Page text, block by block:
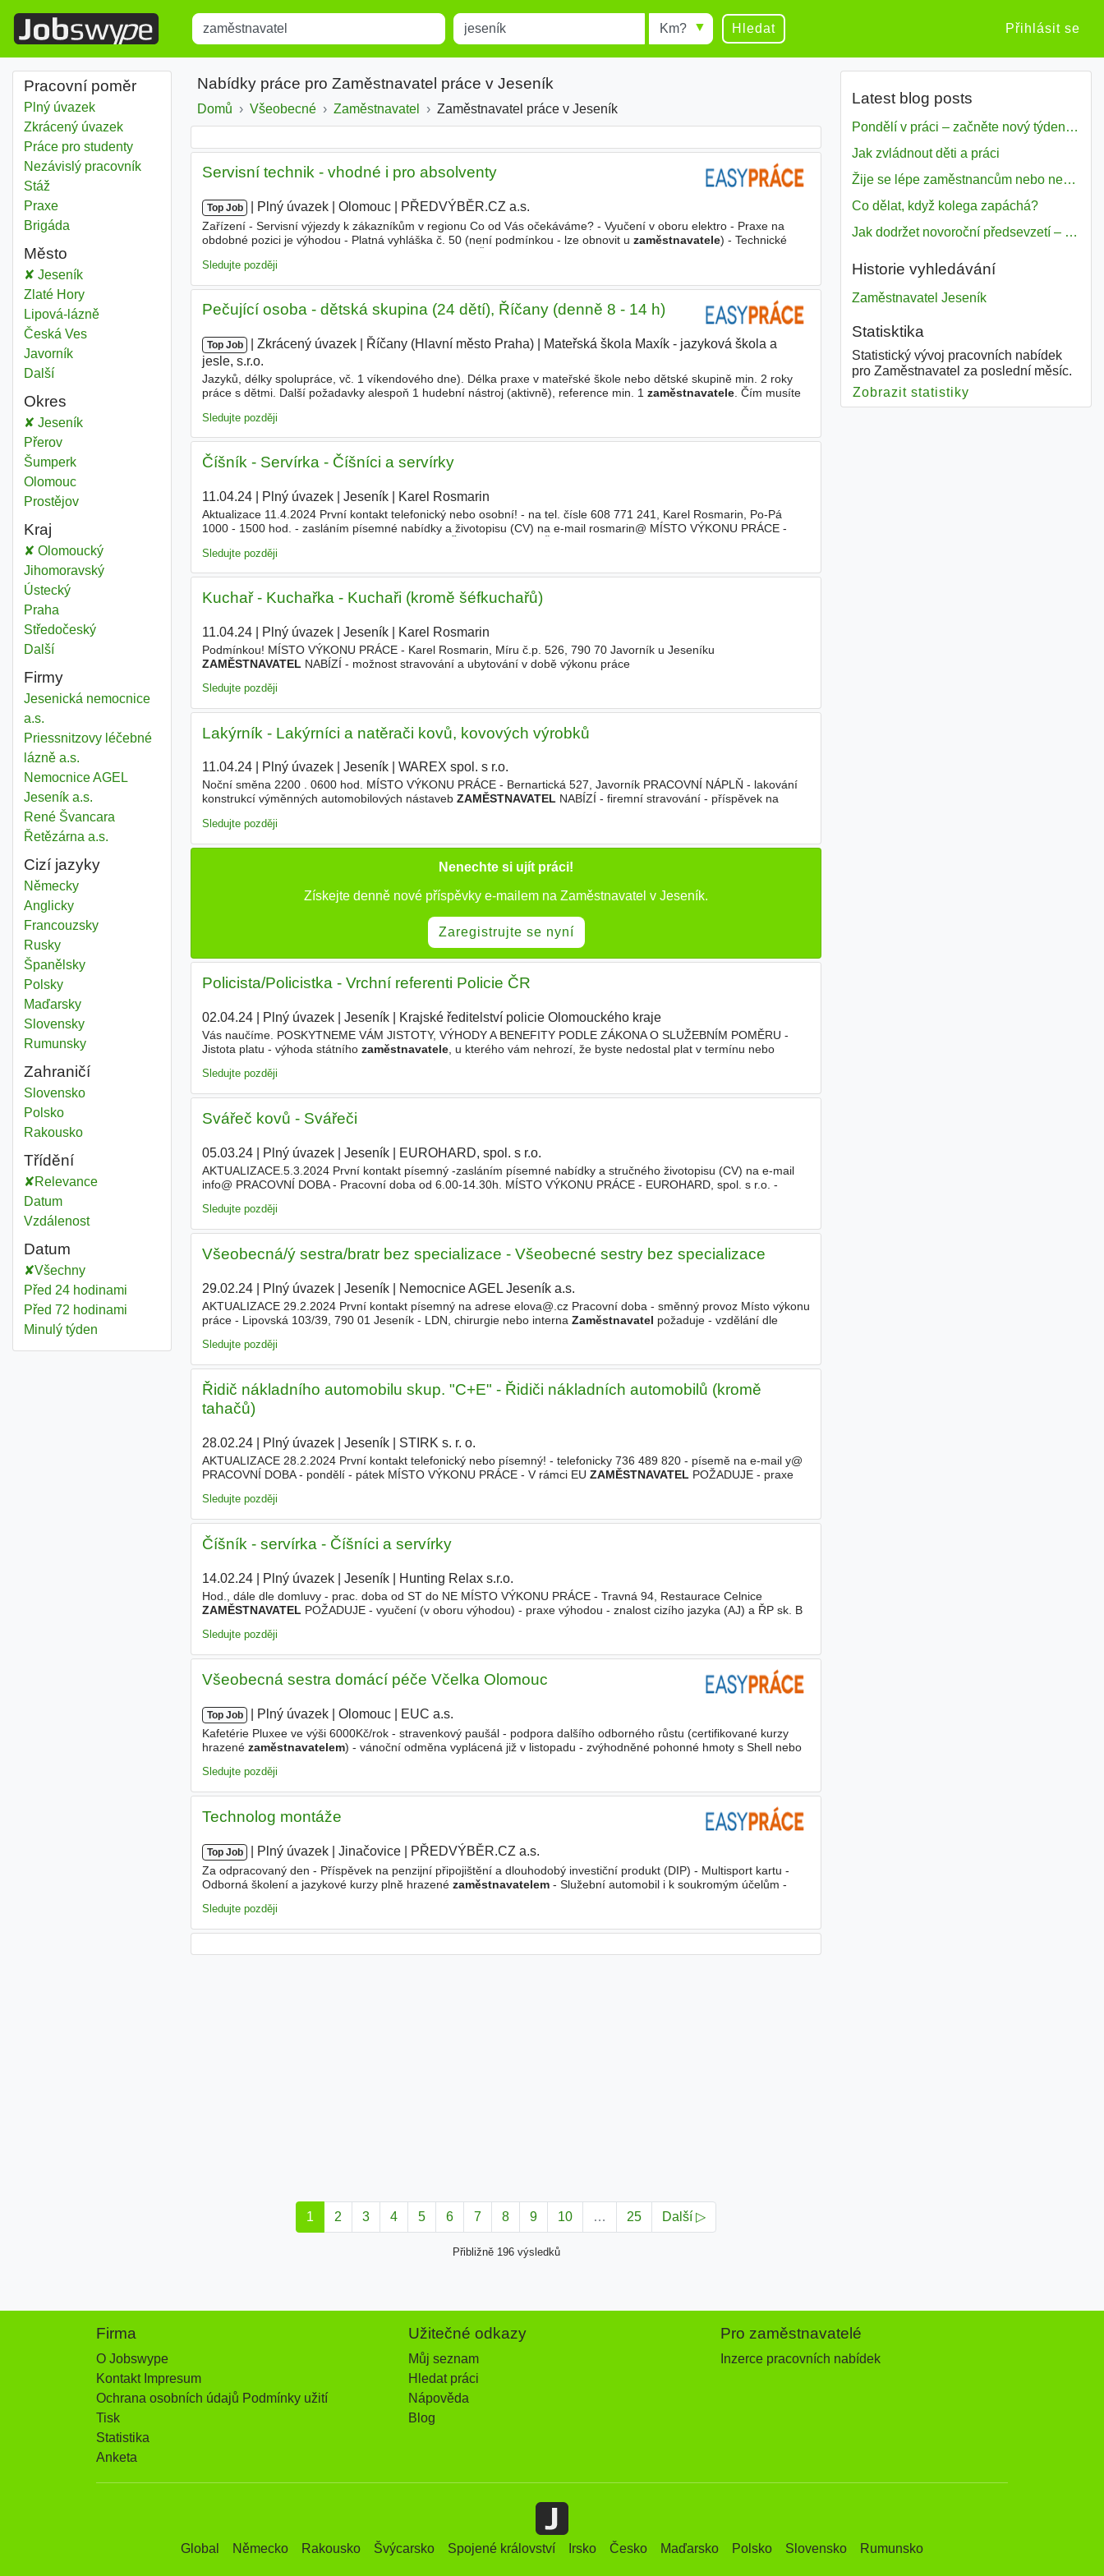
Title Místo Radius Hledat Přihlásit se
Pracovní poměr
Plný úvazek
Zkrácený úvazek
Práce pro studenty
Nezávislý pracovník
Stáž
Praxe
Brigáda
Město
Zaměstnavatel
Jeseník
Zaměstnavatel
Zlaté Hory
Zaměstnavatel
Lipová-lázně
Zaměstnavatel
Česká Ves
Zaměstnavatel
Javorník
Dalšíměsta
Okres
Zaměstnavatel
JeseníkOkres
Zaměstnavatel
PřerovOkres
Zaměstnavatel
ŠumperkOkres
Zaměstnavatel
OlomoucOkres
Zaměstnavatel
ProstějovOkres
Kraj
Zaměstnavatel
OlomouckýKraj
Zaměstnavatel
JihomoravskýKraj
Zaměstnavatel
ÚsteckýKraj
Zaměstnavatel
Praha
Zaměstnavatel
StředočeskýKraj
Dalšíkraj
Firmy
Jesenická nemocnice
a.s.
Priessnitzovy léčebné
lázně a.s.
Nemocnice AGEL
Jeseník a.s.
René Švancara
Řetězárna a.s.
Cizí jazyky
Německy
Anglicky
Francouzsky
Rusky
Španělsky
Polsky
Maďarsky
Slovensky
Rumunsky
Zahraničí
Zaměstnavatel
Slovensko
Zaměstnavatel
Polsko
Zaměstnavatel
Rakousko
Třídění
Relevance
Datum
Vzdálenost
Datum
Všechny
Před 24 hodinami
Před 72 hodinami
Minulý týden
Nabídky práce pro Zaměstnavatel práce v Jeseník
Domů Všeobecné Zaměstnavatel Zaměstnavatel práce v Jeseník
Servisní technik - vhodné i pro absolventy
Top Job Plný úvazek Olomouc PŘEDVÝBĚR.CZ a.s.
Zařízení - Servisní výjezdy k zákazníkům v regionu Co od Vás očekáváme? - Vyučení v oboru elektro - Praxe na
obdobné pozici je výhodou - Platná vyhláška č. 50 (není podmínkou - lze obnovit u zaměstnavatele) - Technické
Sledujte později
Pečující osoba - dětská skupina (24 dětí), Říčany (denně 8 - 14 h)
Top Job Zkrácený úvazek Říčany (Hlavní město Praha)
Mateřská škola Maxík - jazyková škola a
jesle, s.r.o.
Jazyků, délky spolupráce, vč. 1 víkendového dne). Délka praxe v mateřské škole nebo dětské skupině min. 2 roky
práce s dětmi. Další požadavky alespoň 1 hudební nástroj (aktivně), reference min. 1 zaměstnavatele. Čím musíte
Sledujte později
Číšník - Servírka - Číšníci a servírky
11.04.24| Plný úvazek| Jeseník| Karel Rosmarin
Aktualizace 11.4.2024 První kontakt telefonický nebo osobní! - na tel. čísle 608 771 241, Karel Rosmarin, Po-Pá
1000 - 1500 hod. - zasláním písemné nabídky a životopisu (CV) na e-mail rosmarin@ MÍSTO VÝKONU PRÁCE -
Sledujte později
Kuchař - Kuchařka - Kuchaři (kromě šéfkuchařů)
11.04.24| Plný úvazek| Jeseník| Karel Rosmarin
Podmínkou! MÍSTO VÝKONU PRÁCE - Karel Rosmarin, Míru č.p. 526, 790 70 Javorník u Jeseníku
ZAMĚSTNAVATEL NABÍZÍ - možnost stravování a ubytování v době výkonu práce
Sledujte později
Lakýrník - Lakýrníci a natěrači kovů, kovových výrobků
11.04.24| Plný úvazek| Jeseník| WAREX spol. s r.o.
Noční směna 2200 . 0600 hod. MÍSTO VÝKONU PRÁCE - Bernartická 527, Javorník PRACOVNÍ NÁPLŇ - lakování
konstrukcí výměnných automobilových nástaveb ZAMĚSTNAVATELNABÍZÍ - firemní stravování - příspěvek na
Sledujte později
Nenechte si ujít práci!
Získejte denně nové příspěvky e-mailem na Zaměstnavatel v Jeseník.
Zaregistrujte se nyní
Policista/Policistka - Vrchní referenti Policie ČR
02.04.24| Plný úvazek| Jeseník| Krajské ředitelství policie Olomouckého kraje|
Vás naučíme. POSKYTNEME VÁM JISTOTY, VÝHODY A BENEFITY PODLE ZÁKONA O SLUŽEBNÍM POMĚRU -
Jistota platu - výhoda státního zaměstnavatele, u kterého vám nehrozí, že byste nedostal plat v termínu nebo
Sledujte později
Svářeč kovů - Svářeči
05.03.24| Plný úvazek| Jeseník| EUROHARD, spol. s r.o.
AKTUALIZACE.5.3.2024 První kontakt písemný -zasláním písemné nabídky a stručného životopisu (CV) na e-mail
info@ PRACOVNÍ DOBA - Pracovní doba od 6.00-14.30h. MÍSTO VÝKONU PRÁCE - EUROHARD, spol. s r.o. -
Sledujte později
Všeobecná/ý sestra/bratr bez specializace - Všeobecné sestry bez specializace
29.02.24| Plný úvazek| Jeseník| Nemocnice AGEL Jeseník a.s.
AKTUALIZACE 29.2.2024 První kontakt písemný na adrese elova@.cz Pracovní doba - směnný provoz Místo výkonu
práce - Lipovská 103/39, 790 01 Jeseník - LDN, chirurgie nebo interna Zaměstnavatel požaduje - vzdělání dle
Sledujte později
Řidič nákladního automobilu skup. "C+E" - Řidiči nákladních automobilů (kromě
tahačů)
28.02.24| Plný úvazek| Jeseník| STIRK s. r. o.
AKTUALIZACE 28.2.2024 První kontakt telefonický nebo písemný! - telefonicky 736 489 820 - písemě na e-mail y@
PRACOVNÍ DOBA - pondělí - pátek MÍSTO VÝKONU PRÁCE - V rámci EU ZAMĚSTNAVATEL POŽADUJE - praxe
Sledujte později
Číšník - servírka - Číšníci a servírky
14.02.24| Plný úvazek| Jeseník| Hunting Relax s.r.o.
Hod., dále dle domluvy - prac. doba od ST do NE MÍSTO VÝKONU PRÁCE - Travná 94, Restaurace Celnice
ZAMĚSTNAVATEL POŽADUJE - vyučení (v oboru výhodou) - praxe výhodou - znalost cizího jazyka (AJ) a ŘP sk. B
Sledujte později
Všeobecná sestra domácí péče Včelka Olomouc
Top Job Plný úvazek Olomouc EUC a.s.
Kafetérie Pluxee ve výši 6000Kč/rok - stravenkový paušál - podpora dalšího odborného růstu (certifikované kurzy
hrazené zaměstnavatelem) - vánoční odměna vyplácená již v listopadu - zvýhodněné pohonné hmoty s Shell nebo
Sledujte později
Technolog montáže
Top Job Plný úvazek Jinačovice PŘEDVÝBĚR.CZ a.s.
Za odpracovaný den - Příspěvek na penzijní připojištění a dlouhodobý investiční produkt (DIP) - Multisport kartu -
Odborná školení a jazykové kurzy plně hrazené zaměstnavatelem- Služební automobil i k soukromým účelům -
Sledujte později
1 2 3 4 5 6 7 8 9 10 … 25 Další ▷
Přibližně 196 výsledků
Latest blog posts
Pondělí v práci – začněte nový týden s motivací
Jak zvládnout děti a práci
Žije se lépe zaměstnancům nebo nezavislým pracovníkům
Co dělat, když kolega zapáchá?
Jak dodržet novoroční předsevzetí – naše tipy pro dobrý začátek roku 2018
Historie vyhledávání
Zaměstnavatel Jeseník
Statisktika
Statistický vývoj pracovních nabídek
pro Zaměstnavatel za poslední měsíc.
Zobrazit statistiky
Firma
O Jobswype
Kontakt Impresum
Ochrana osobních údajů Podmínky užití
Tisk
Statistika
Anketa
Užitečné odkazy
Můj seznam
Hledat práci
Nápověda
Blog
Pro zaměstnavatelé
Inzerce pracovních nabídek
Global Německo Rakousko Švýcarsko Spojené království Irsko Česko Maďarsko Polsko Slovensko Rumunsko